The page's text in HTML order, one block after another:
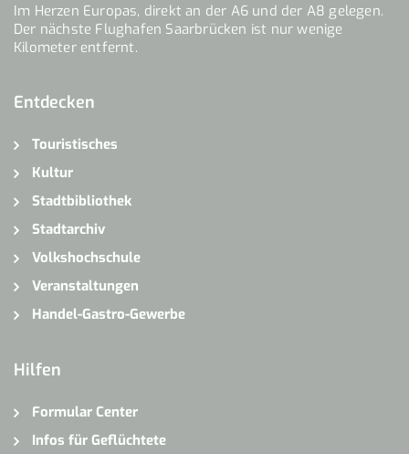
Im Herzen Europas, direkt an der A6 und der A8 gelegen.
Der nächste Flughafen Saarbrücken ist nur wenige
Kilometer entfernt.
Entdecken
Touristisches
Kultur
Stadtbibliothek
Stadtarchiv
Volkshochschule
Veranstaltungen
Handel-Gastro-Gewerbe
Hilfen
Formular Center
Infos für Geflüchtete